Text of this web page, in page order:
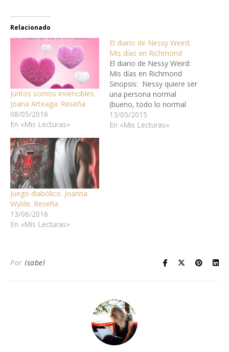
Relacionado
Juntos somos invencibles.
Joana Arteaga. Reseña.
08/05/2016
En «Mis Lecturas»
El diario de Nessy Weird:
Mis días en Richmond
El diario de Nessy Weird:
Mis días en Richmond
Sinopsis: Nessy quiere ser
una persona normal
(bueno, todo lo normal
que una chica de 16 años
puede ser): no presta
13/05/2015
En «Mis Lecturas»
Juego diabólico. Joanna
Wylde. Reseña
13/06/2016
En «Mis Lecturas»
Por Isabel